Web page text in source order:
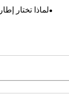
لماذا تختار